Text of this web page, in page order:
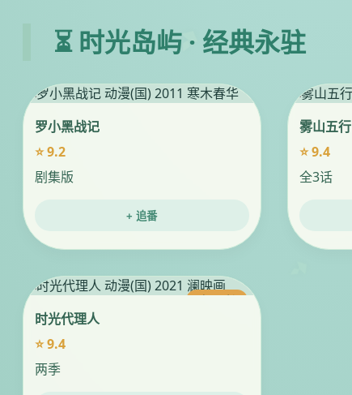
⏳ 时光岛屿 · 经典永驻
罗小黑战记
⭐ 9.2
剧集版
+ 追番
雾山五行
⭐ 9.4
全3话
时光代理人
⭐ 9.4
两季